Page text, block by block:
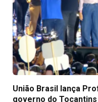
União Brasil lança
governo do Tocantins